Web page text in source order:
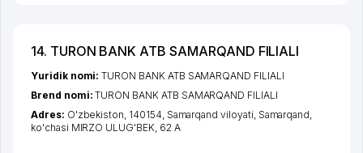
14. TURON BANK ATB SAMARQAND FILIALI
Yuridik nomi:TURON BANK ATB SAMARQAND FILIALI
Brend nomi:TURON BANK ATB SAMARQAND FILIALI
Adres: O'zbekiston, 140154, Samarqand viloyati Samarqand
ko'chasi MIRZO ULUG'BEK , 62 A